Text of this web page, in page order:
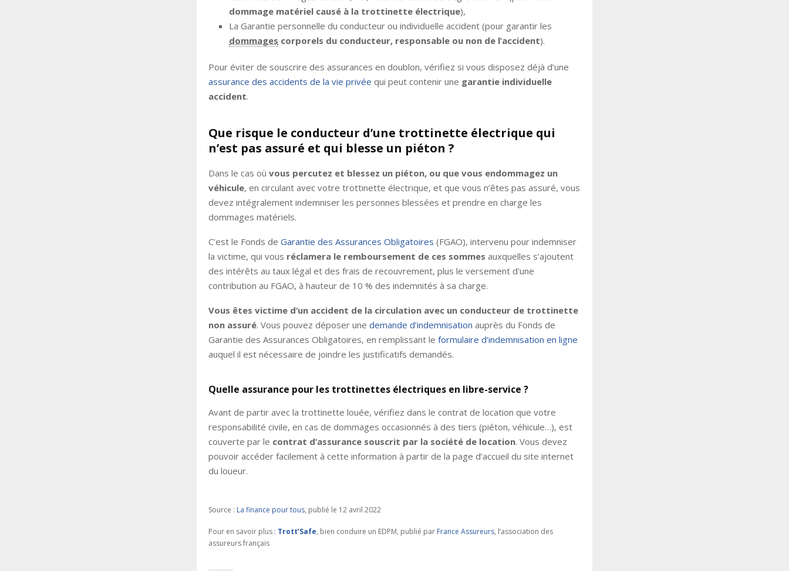
dommage matériel causé à la trottinette électrique),
La Garantie personnelle du conducteur ou individuelle accident (pour garantir les
dommages corporels du conducteur, responsable ou non de l’accident).
Pour éviter de souscrire des assurances en doublon, vérifiez si vous disposez déjà d’une
assurance des accidents de la vie privée qui peut contenir une garantie individuelle
accident.
Que risque le conducteur d’une trottinette électrique qui
n’est pas assuré et qui blesse un piéton ?
Dans le cas où vous percutez et blessez un piéton, ou que vous endommagez un
véhicule, en circulant avec votre trottinette électrique, et que vous n’êtes pas assuré, vous
devez intégralement indemniser les personnes blessées et prendre en charge les
dommages matériels.
C’est le Fonds de Garantie des Assurances Obligatoires (FGAO), intervenu pour indemniser
la victime, qui vous réclamera le remboursement de ces sommes auxquelles s’ajoutent
des intérêts au taux légal et des frais de recouvrement, plus le versement d’une
contribution au FGAO, à hauteur de 10 % des indemnités à sa charge.
Vous êtes victime d’un accident de la circulation avec un conducteur de trottinette
non assuré. Vous pouvez déposer une demande d’indemnisation auprès du Fonds de
Garantie des Assurances Obligatoires, en remplissant le formulaire d’indemnisation en ligne
auquel il est nécessaire de joindre les justificatifs demandés.
Quelle assurance pour les trottinettes électriques en libre-service ?
Avant de partir avec la trottinette louée, vérifiez dans le contrat de location que votre
responsabilité civile, en cas de dommages occasionnés à des tiers (piéton, véhicule…), est
couverte par le contrat d’assurance souscrit par la société de location. Vous devez
pouvoir accéder facilement à cette information à partir de la page d’accueil du site internet
du loueur.
Source : La finance pour tous, publié le 12 avril 2022
Pour en savoir plus : Trott’Safe, bien conduire un EDPM, publié par France Assureurs, l’association des
assureurs français